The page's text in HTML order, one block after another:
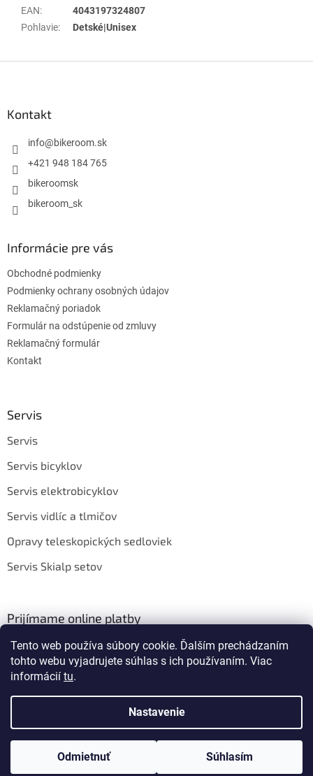
Tento web používa súbory cookie. Ďalším prechádzaním
tohto webu vyjadrujete súhlas s ich používaním. Viac
informácií tu.
Nastavenie
Odmietnuť Súhlasím
EAN:
4043197324807
Pohlavie: Detské|Unisex
Kontakt
info@bikeroom.sk
+421 948 184 765
bikeroomsk
bikeroom_sk
Informácie pre vás
Obchodné podmienky
Podmienky ochrany osobných údajov
Reklamačný poriadok
Formulár na odstúpenie od zmluvy
Reklamačný formulár
Kontakt
Servis
Servis
Servis bicyklov
Servis elektrobicyklov
Servis vidlíc a tlmičov
Opravy teleskopických sedloviek
Servis Skialp setov
Prijímame online platby
Vytvoril Shoptet
Copyright 2026 . Všetky práva vyhradené.